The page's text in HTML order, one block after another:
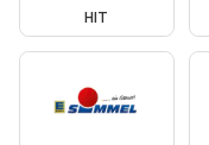
HIT